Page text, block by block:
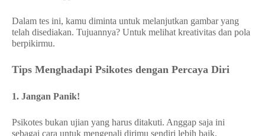
Dalam tes ini, kamu diminta untuk melanjutkan gambar yang
telah disediakan. Tujuannya? Untuk melihat kreativitas dan pola
berpikirmu.
Tips Menghadapi Psikotes dengan Percaya Diri
1. Jangan Panik!
Psikotes bukan ujian yang harus ditakuti. Anggap saja ini
sebagai cara untuk mengenali dirimu sendiri lebih baik.